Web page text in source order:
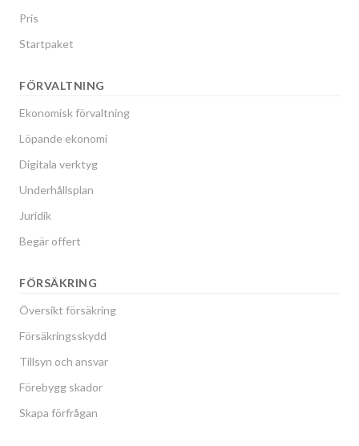
Pris
Startpaket
FÖRVALTNING
Ekonomisk förvaltning
Löpande ekonomi
Digitala verktyg
Underhållsplan
Juridik
Begär offert
FÖRSÄKRING
Översikt försäkring
Försäkringsskydd
Tillsyn och ansvar
Förebygg skador
Skapa förfrågan